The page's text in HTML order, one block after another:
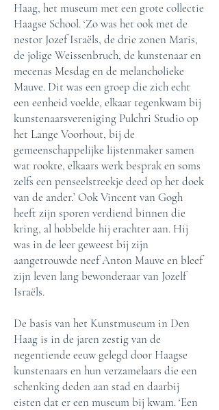
Haag, het museum met een grote collectie
Haagse School. ‘Zo was het ook met de
nestor Jozef Israëls, de drie zonen Maris,
de jolige Weissenbruch, de kunstenaar en
mecenas Mesdag en de melancholieke
Mauve. Dit was een groep die zich echt
een eenheid voelde, elkaar tegenkwam bij
kunstenaarsvereniging Pulchri Studio op
het Lange Voorhout, bij de
gemeenschappelijke lijstenmaker samen
wat rookte, elkaars werk besprak en soms
zelfs een penseelstreekje deed op het doek
van de ander.’ Ook Vincent van Gogh
heeft zijn sporen verdiend binnen die
kring, al hobbelde hij erachter aan. Hij
was in de leer geweest bij zijn
aangetrouwde neef Anton Mauve en bleef
zijn leven lang bewonderaar van Jozelf
Israëls.
De basis van het Kunstmuseum in Den
Haag is in de jaren zestig van de
negentiende eeuw gelegd door Haagse
kunstenaars en hun verzamelaars die een
schenking deden aan stad en daarbij
eisten dat er een museum bij kwam. ‘Een